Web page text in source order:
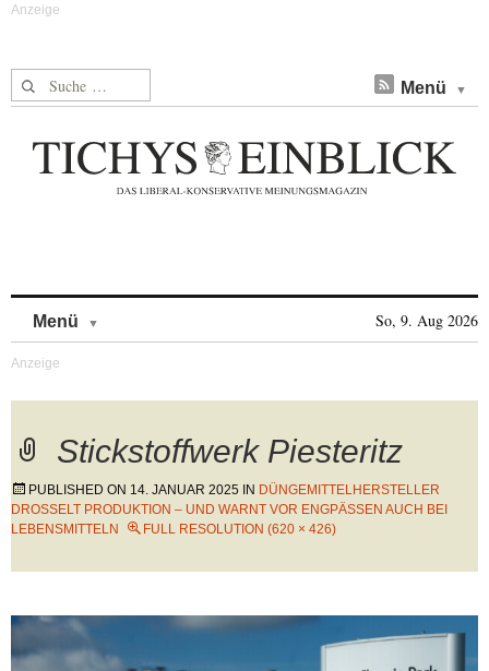
Suche nach: Menü
Menü So, 9. Aug 2026
Stickstoffwerk Piesteritz
PUBLISHED ON 14. JANUAR 2025 IN DÜNGEMITTELHERSTELLER
DROSSELT PRODUKTION – UND WARNT VOR ENGPÄSSEN AUCH BEI
LEBENSMITTELN
FULL RESOLUTION (620 × 426)